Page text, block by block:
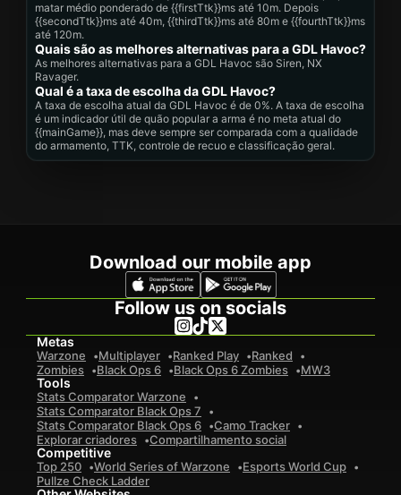
matar médio ponderado de {{firstTtk}}ms até 10m. Depois
{{secondTtk}}ms até 40m, {{thirdTtk}}ms até 80m e {{fourthTtk}}ms
até 120m.
Quais são as melhores alternativas para a GDL Havoc?
As melhores alternativas para a GDL Havoc são Siren, NX
Ravager.
Qual é a taxa de escolha da GDL Havoc?
A taxa de escolha atual da GDL Havoc é de 0%. A taxa de escolha
é um indicador útil de quão popular a arma é no meta atual do
{{mainGame}}, mas deve sempre ser comparada com a qualidade
do armamento, TTK, controle de recuo e classificação geral.
Download our mobile app
Follow us on socials
Metas
Warzone Multiplayer Ranked Play
Ranked
Zombies
Black Ops 6 Black Ops 6 Zombies MW3
Tools
Stats Comparator Warzone
Stats Comparator Black Ops 7
Stats Comparator Black Ops 6
Camo Tracker
Explorar criadores
Compartilhamento social
Competitive
Top 250 World Series of Warzone
Esports World Cup
Pullze Check Ladder